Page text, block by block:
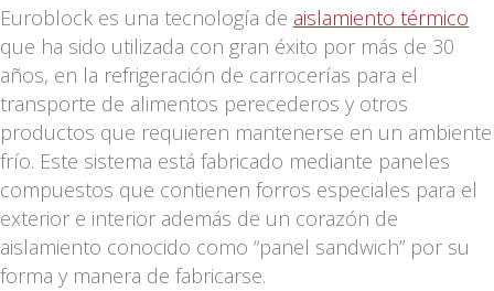
Euroblock es una tecnología de aislamiento térmico
que ha sido utilizada con gran éxito por más de 30
años, en la refrigeración de carrocerías para el
transporte de alimentos perecederos y otros
productos que requieren mantenerse en un ambiente
frío. Este sistema está fabricado mediante paneles
compuestos que contienen forros especiales para el
exterior e interior además de un corazón de
aislamiento conocido como “panel sandwich” por su
forma y manera de fabricarse.